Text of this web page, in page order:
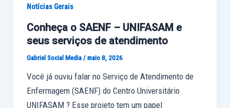
Notícias Gerais
Conheça o SAENF – UNIFASAM e
seus serviços de atendimento
Gabriel Social Media / maio 8, 2026
Você já ouviu falar no Serviço de Atendimento de
Enfermagem (SAENF) do Centro Universitário
UNIFASAM ? Esse projeto tem um papel